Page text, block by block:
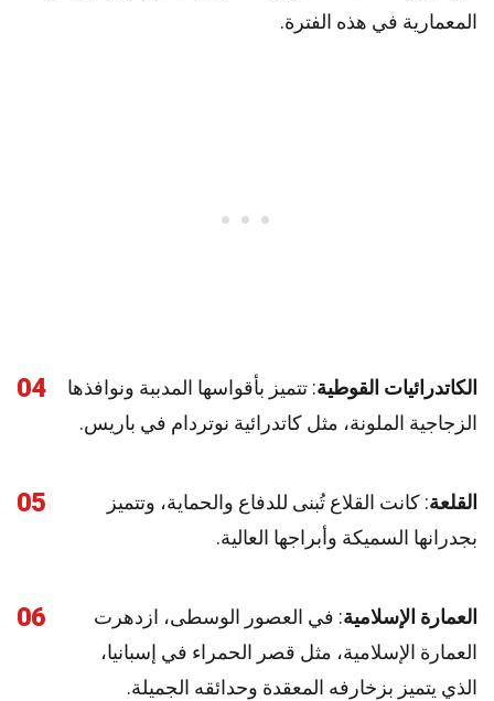
المعمارية في هذه الفترة.
04 الكاتدرائيات القوطية: تتميز بأقواسها المدببة ونوافذها
الزجاجية الملونة، مثل كاتدرائية نوتردام في باريس.
05 القلعة: كانت القلاع تُبنى للدفاع والحماية، وتتميز
بجدرانها السميكة وأبراجها العالية.
06 العمارة الإسلامية: في العصور الوسطى، ازدهرت
العمارة الإسلامية، مثل قصر الحمراء في إسبانيا،
الذي يتميز بزخارفه المعقدة وحدائقه الجميلة.